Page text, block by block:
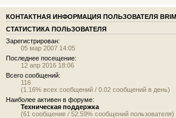
КОНТАКТНАЯ ИНФОРМАЦИЯ ПОЛЬЗОВАТЕЛЯ BRIM
СТАТИСТИКА ПОЛЬЗОВАТЕЛЯ
Зарегистрирован:
05 мар 2007 14:05
Последнее посещение:
12 апр 2016 18:06
Всего сообщений:
116
(1.16% всех сообщений / 0.02 сообщений в день)
Наиболее активен в форуме:
Техническая поддержка
(61 сообщение / 52.59% сообщений пользователя)